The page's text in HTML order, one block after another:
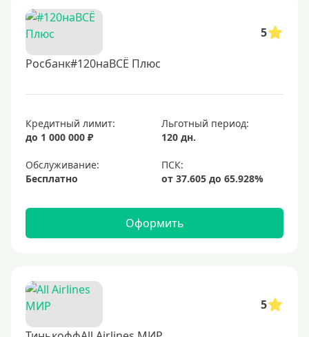
5
Росбанк#120наВСЁ Плюс
Кредитный лимит:
до 1 000 000 ₽
Льготный период:
120 дн.
Обслуживание:
Бесплатно
Оформить
5